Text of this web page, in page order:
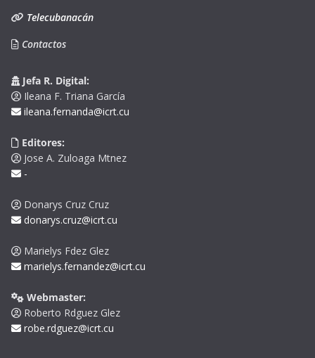
Telecubanacán
Contactos
Jefa R. Digital:
Ileana F. Triana García
ileana.fernanda@icrt.cu
Editores:
Jose A. Zuloaga Mtnez
-
Donarys Cruz Cruz
donarys.cruz@icrt.cu
Marielys Fdez Glez
marielys.fernandez@icrt.cu
Webmaster:
Roberto Rdguez Glez
robe.rdguez@icrt.cu